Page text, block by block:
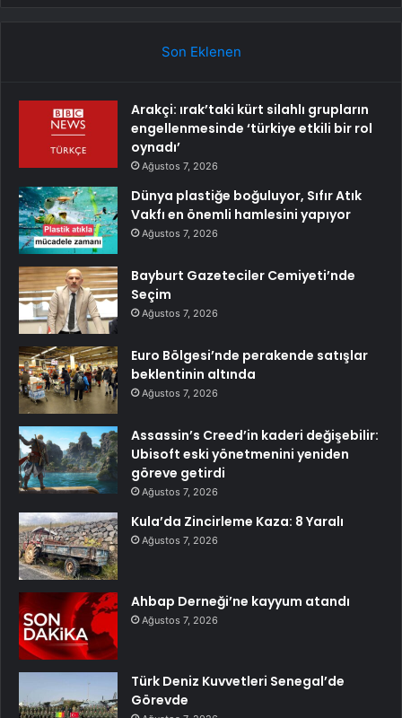
Son Eklenen
Arakçi: ırak’taki kürt silahlı grupların
engellenmesinde ‘türkiye etkili bir rol
oynadı’
Ağustos 7, 2026
Dünya plastiğe boğuluyor, Sıfır Atık
Vakfı en önemli hamlesini yapıyor
Ağustos 7, 2026
Bayburt Gazeteciler Cemiyeti’nde
Seçim
Ağustos 7, 2026
Euro Bölgesi’nde perakende satışlar
beklentinin altında
Ağustos 7, 2026
Assassin’s Creed’in kaderi değişebilir:
Ubisoft eski yönetmenini yeniden
göreve getirdi
Ağustos 7, 2026
Kula’da Zincirleme Kaza: 8 Yaralı
Ağustos 7, 2026
Ahbap Derneği’ne kayyum atandı
Ağustos 7, 2026
Türk Deniz Kuvvetleri Senegal’de
Görevde